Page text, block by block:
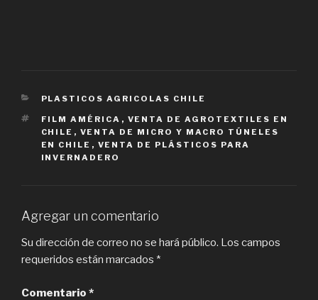
CATEGORIES
PLASTICOS AGRICOLAS CHILE
TAGS
FILM AMÉRICA , VENTA DE AGROTEXTILES EN
CHILE , VENTA DE MICRO Y MACRO TÚNELES
EN CHILE , VENTA DE PLÁSTICOS PARA
INVERNADERO
Agregar un comentario
Su dirección de correo no se hará público. Los campos
requeridos están marcados *
Comentario *